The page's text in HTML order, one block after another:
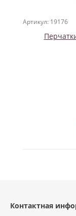
Артикул: 19176
Контактная